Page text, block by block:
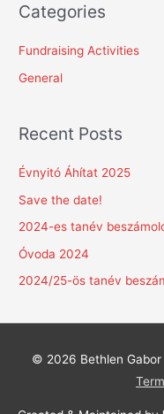
r
c
r
:
Categories
Fundraising Activities
General
Recent Posts
Évnyitó Áhítat 2025
Save the date!
2024-es tanév
Óvoda 2024
2024/25-ös tanév
© 2026 Bethlen